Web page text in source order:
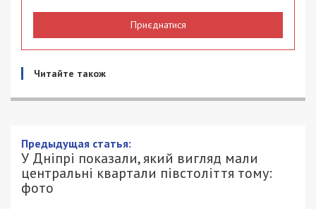
Приєднатися
Читайте також
У Дніпрі показали, який вигляд мали
центральні квартали півстоліття тому:
фото